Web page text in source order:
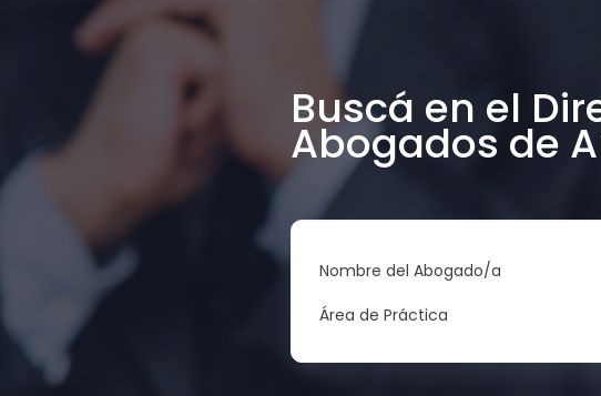
Buscá en el
Abogados de
Nombre del Abogado/a
Área de Práctica